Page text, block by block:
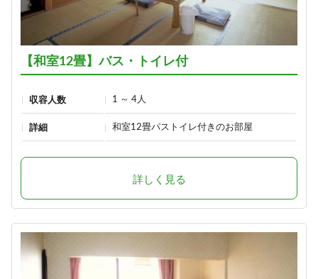
【和室12畳】バス・トイレ付
収容人数 1 ～ 4人
詳細 和室12畳パストイレ付きのお部屋
詳しく見る